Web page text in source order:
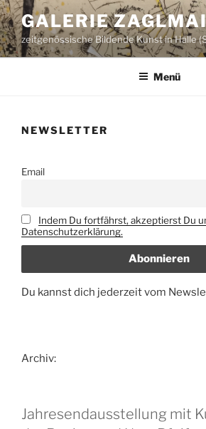
Zum
Inhalt
springen
GALERIE
zeitgenössische Bildende Kunst in Halle
Menü
NEWSLETTER
Email
Indem Du fortfährst, akzeptierst Du
Datenschutzerklärung.
Du kannst dich jederzeit vom
Archiv:
Jahresendausstellung mit